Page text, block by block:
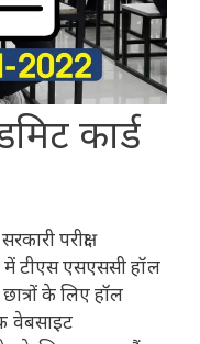
कार्ड
सरकारी परीक्षा
टीएस एसएससी हॉल
के लिए हॉल
वेबसाइट